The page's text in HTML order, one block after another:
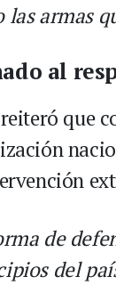
las armas
al
que
de
del